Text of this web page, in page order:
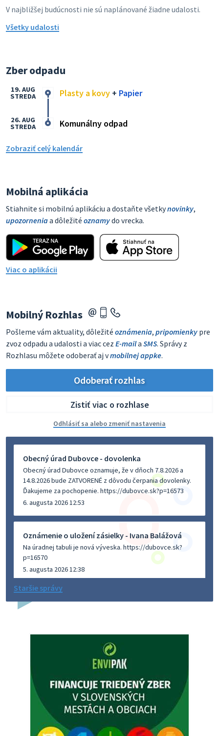
V najbližšej budúcnosti nie sú naplánované žiadne udalosti.
Všetky udalosti
Zber odpadu
Plasty a kovy + Papier
19. AUG
STREDA
Komunálny odpad
26. AUG
STREDA
Zobraziť celý kalendár
Mobilná aplikácia
Stiahnite si mobilnú aplikáciu a dostaňte všetkynovinky,
upozorneniaa dôležité oznamydo vrecka.
Viac o aplikácii
Mobilný Rozhlas
Pošleme vám aktuality, dôležité oznámenia, pripomienky pre
zvoz odpadu a udalosti a viac cez E-maila SMS. Správy z
Rozhlasu môžete odoberať aj vmobilnej appke.
Odoberať rozhlas
Zistiť viac o rozhlase
Odhlásiť sa alebo zmeniť nastavenia
Obecný úrad Dubovce - dovolenka
Obecný úrad Dubovce oznamuje, že v dňoch 7.8.2026 a
14.8.2026 bude ZATVORENÉ z dôvodu čerpania dovolenky.
Ďakujeme za pochopenie. https://dubovce.sk?p=16573
6. augusta 2026 12:53
Oznámenie o uložení zásielky - Ivana Balážová
Na úradnej tabuli je nová výveska. https://dubovce.sk?
p=16570
5. augusta 2026 12:38
Dovolenka - MUDr. Marián Sivoň
budeZATVORENÁ z dôvodu čerpania dovolenky. Akútne
prípady bude riešiť MUDr.Fisch…
Zajtrajší zvoz odpadu
Vážený občan, zajtra 5. 8. sa bude zvážať komunálny odpad.
4. augusta 2026 15:30
Staršie správy